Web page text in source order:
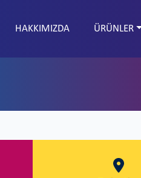
HAKKIMIZDA ÜRÜNLER